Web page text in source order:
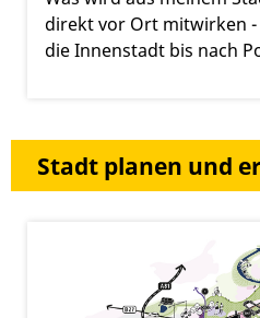
direkt vor Ort mitwirken
die Innenstadt bis nach
Stadt planen und